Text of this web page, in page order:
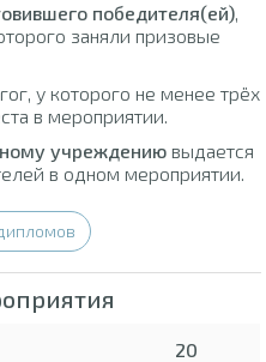
победителя(ей),
заняли призовые
у которого не менее трёх
в мероприятии.
учреждению выдается
в одном мероприятии.
20